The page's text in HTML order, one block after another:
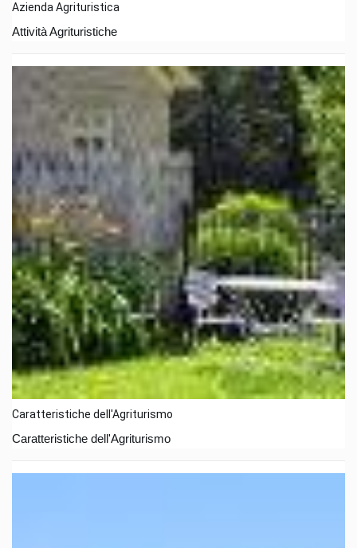
Azienda Agrituristica
Attività Agrituristiche
Caratteristiche dell'Agriturismo
Caratteristiche dell'Agriturismo